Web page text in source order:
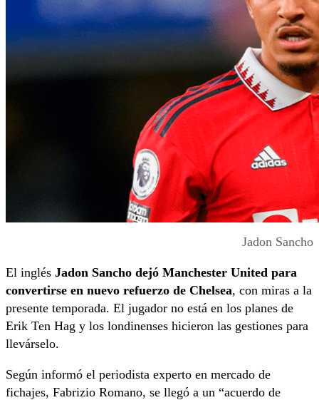
Jadon Sancho
El inglés Jadon Sancho dejó Manchester United para
convertirse en nuevo refuerzo de Chelsea, con miras a la
presente temporada. El jugador no está en los planes de
Erik Ten Hag y los londinenses hicieron las gestiones para
llevárselo.
Según informó el periodista experto en mercado de
fichajes, Fabrizio Romano, se llegó a un “acuerdo de